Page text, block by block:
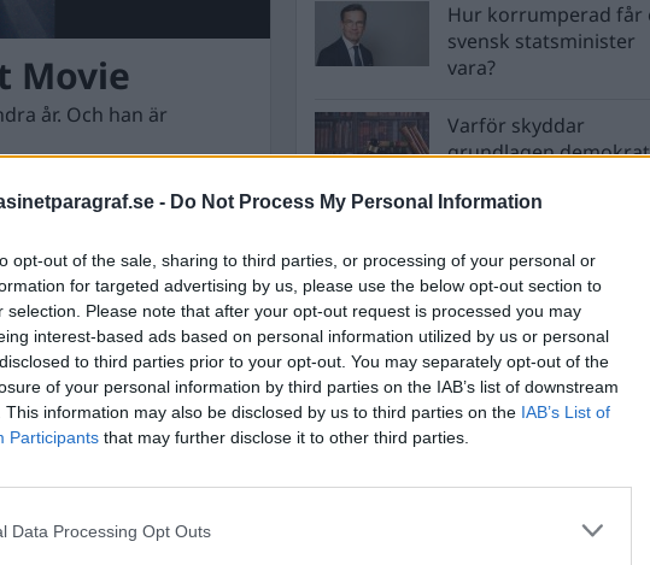
- Do Not Process My Personal Information
opt-out of the sale, sharing to third parties, or processing of your personal or
for targeted advertising by us, please use the below opt-out section to
selection. Please note that after your opt-out request is processed you may
interest-based ads based on personal information utilized by us or personal
to third parties prior to your opt-out. You may separately opt-out of the
of your personal information by third parties on the IAB’s list of downstream
This information may also be disclosed by us to third parties on the IAB’s List of
Participants that may further disclose it to other third parties.
Data Processing Opt Outs
Movie
år. Och han är
Hur korrumperad får
svensk statsminister
vara?
Varför skyddar
grundlagen
STÖD OSS
Stöd Para§rafs bevakning av rättssäkerheten
PRENUMERERA PÅ PARA§RAFS